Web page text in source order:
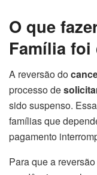
O que
Família foi
A reversão do
processo de
sido suspenso.
famílias que
pagamento
Para que a